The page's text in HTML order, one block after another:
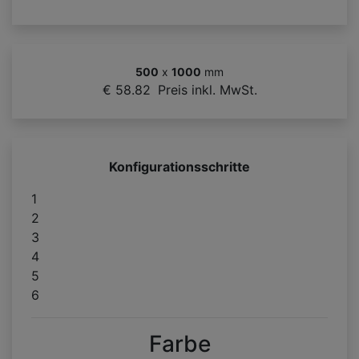
500 x 1000 mm
€ 58.82 Preis inkl. MwSt.
Konfigurationsschritte
1
2
3
4
5
6
Farbe